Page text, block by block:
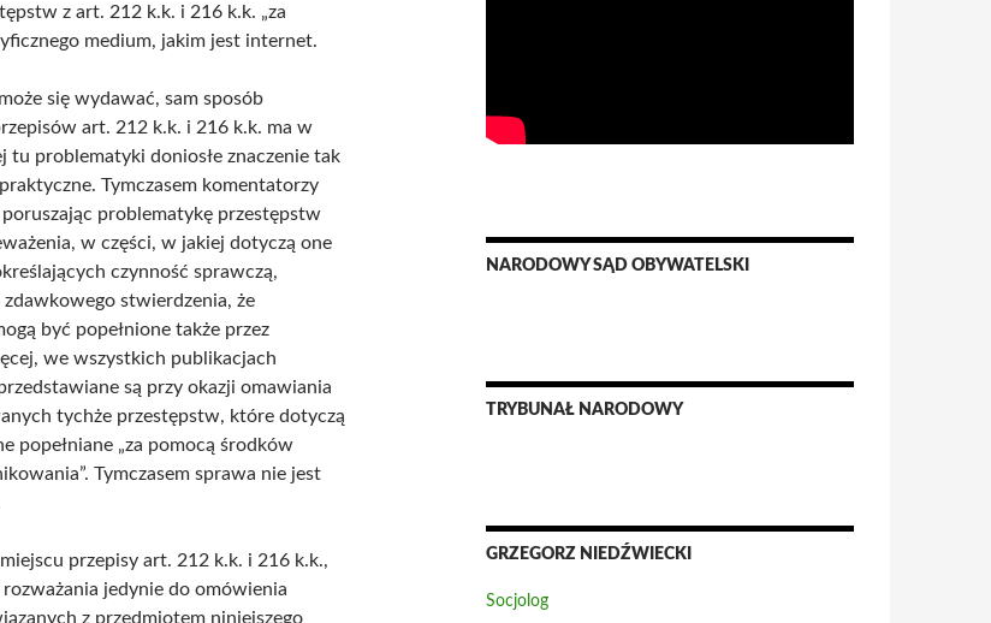
z art. 212 k.k. i 216 k.k. „za
medium, jakim jest internet.
się wydawać, sam sposób
art. 212 k.k. i 216 k.k. ma w
tu problematyki doniosłe znaczenie tak
Tymczasem komentatorzy
poruszając problematykę przestępstw
w części, w jakiej dotyczą one
czynność sprawczą,
zdawkowego stwierdzenia, że
być popełnione także przez
we wszystkich publikacjach
są przy okazji omawiania
tychże przestępstw, które dotyczą
popełniane „za pomocą środków
Tymczasem sprawa nie jest
przepisy art. 212 k.k. i 216 k.k.,
jedynie do omówienia
z przedmiotem niniejszego
NARODOWY SĄD OBYWATELSKI
TRYBUNAŁ NARODOWY
GRZEGORZ NIEDŹWIECKI
Socjolog